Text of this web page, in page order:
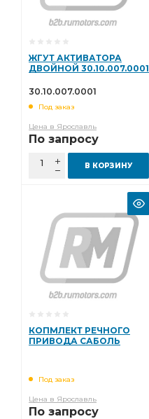
ЖГУТ АКТИВАТОРА
ДВОЙНОЙ 30.10.007.0001
30.10.007.0001
Под заказ
Цена в Ярославль
По запросу
В КОРЗИНУ
КОПМЛЕКТ РЕЧНОГО
ПРИВОДА САБОЛЬ
Под заказ
Цена в Ярославль
По запросу